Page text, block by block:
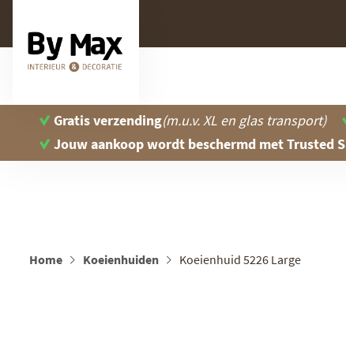
Gratis verzending(m.u.v. XL en glas transport)
Jouw aankoop wordt beschermd met Trusted
Home Koeienhuiden Koeienhuid 5226 Large